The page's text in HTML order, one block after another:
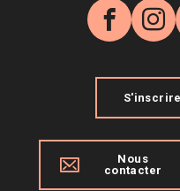
Nous
contacter